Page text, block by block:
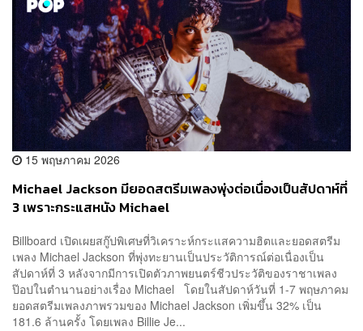
15 พฤษภาคม 2026
Michael Jackson มียอดสตรีมเพลงพุ่งต่อเนื่องเป็นสัปดาห์ที่
3 เพราะกระแสหนัง Michael
Billboard เปิดเผยสกู๊ปพิเศษที่วิเคราะห์กระแสความฮิตและยอดสตรีม
เพลง Michael Jackson ที่พุ่งทะยานเป็นประวัติการณ์ต่อเนื่องเป็น
สัปดาห์ที่ 3 หลังจากมีการเปิดตัวภาพยนตร์ชีวประวัติของราชาเพลง
ป๊อปในตำนานอย่างเรื่อง Michael โดยในสัปดาห์วันที่ 1-7 พฤษภาคม
ยอดสตรีมเพลงภาพรวมของ Michael Jackson เพิ่มขึ้น 32% เป็น
181.6 ล้านครั้ง โดยเพลง Billie Je...